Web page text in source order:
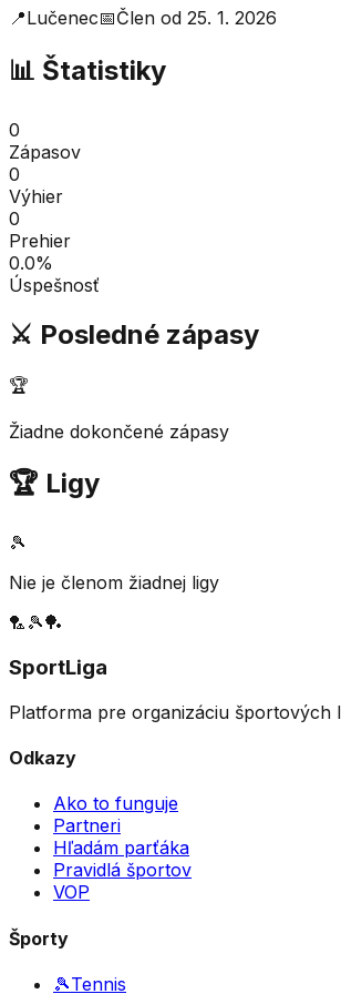
📍Lučenec📅Člen od 25. 1. 2026
📊 Štatistiky
0
Zápasov
0
Výhier
0
Prehier
0.0%
Úspešnosť
⚔️ Posledné zápasy
🏆
Žiadne dokončené zápasy
🏆 Ligy
🎾
Nie je členom žiadnej ligy
🏸 🎾🏓
SportLiga
Platforma pre organizáciu športových
Odkazy
Ako to funguje
Partneri
Hľadám parťáka
Pravidlá športov
VOP
Športy
🎾Tennis